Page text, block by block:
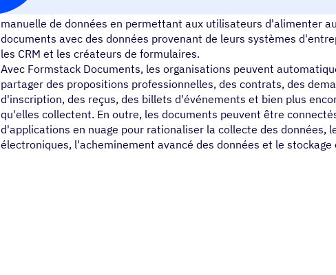
Formstack Documents est un générateur de documents
manuelle de données en permettant aux utilisateurs d'alimenter
documents avec des données provenant de leurs systèmes
les CRM et les créateurs de formulaires.
Avec Formstack Documents, les organisations peuvent
partager des propositions professionnelles, des contrats, des
d'inscription, des reçus, des billets d'événements et bien plus
qu'elles collectent. En outre, les documents peuvent être
d'applications en nuage pour rationaliser la collecte des données,
électroniques, l'acheminement avancé des données et le stockage